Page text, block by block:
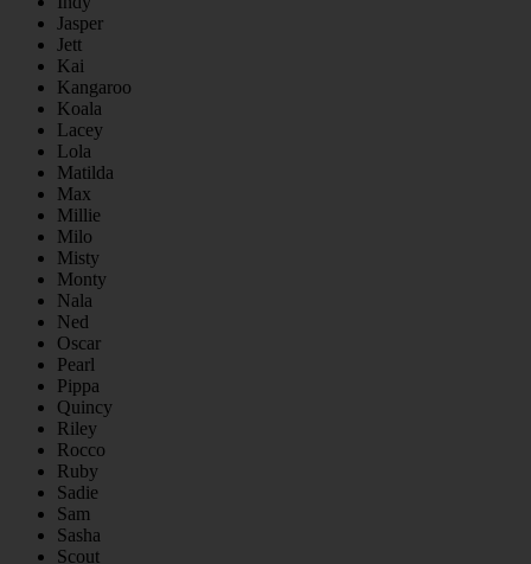
Jasper
Jett
Kai
Kangaroo
Koala
Lacey
Lola
Matilda
Max
Millie
Milo
Misty
Monty
Nala
Ned
Oscar
Pearl
Pippa
Quincy
Riley
Rocco
Ruby
Sadie
Sam
Sasha
Scout